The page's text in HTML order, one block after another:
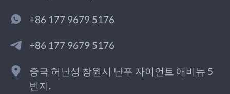
+86 177 9679 5176
+86 177 9679 5176
중국 허난성 창원시 난푸 자이언트 애비뉴 5
번지.